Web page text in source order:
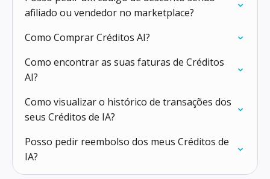
afiliado ou vendedor no marketplace?
Como Comprar Créditos AI?
Como encontrar as suas faturas de Créditos
AI?
Como visualizar o histórico de transações dos
seus Créditos de IA?
Posso pedir reembolso dos meus Créditos de
IA?